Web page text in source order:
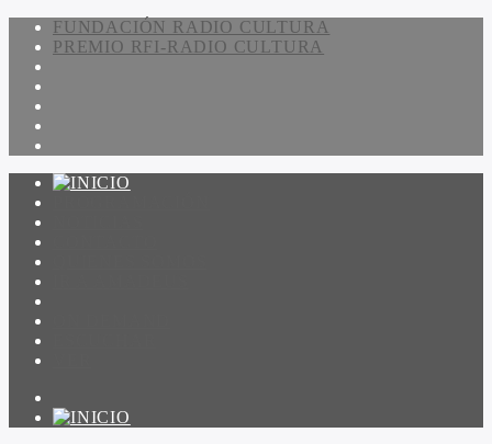
FUNDACIÓN RADIO CULTURA
PREMIO RFI-RADIO CULTURA